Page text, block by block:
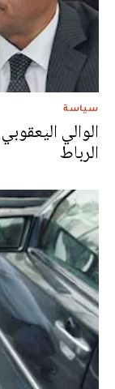
سياسة
الوالي
الرباط